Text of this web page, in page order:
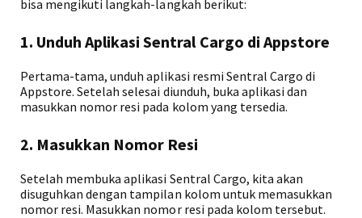
bisa mengikuti langkah-langkah berikut:
1. Unduh Aplikasi Sentral Cargo di Appstore
Pertama-tama, unduh aplikasi resmi Sentral Cargo di
Appstore. Setelah selesai diunduh, buka aplikasi dan
masukkan nomor resi pada kolom yang tersedia.
2. Masukkan Nomor Resi
Setelah membuka aplikasi Sentral Cargo, kita akan
disuguhkan dengan tampilan kolom untuk memasukkan
nomor resi. Masukkan nomor resi pada kolom tersebut.